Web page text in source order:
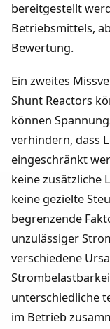
bereitgestellt
Betriebsmittels,
Bewertung.
Ein zweites
Shunt Reactors
können
verhindern, dass
eingeschränkt
keine zusätzliche
keine gezielte
begrenzende
unzulässiger
verschiedene
unterschiedliche
im Betrieb